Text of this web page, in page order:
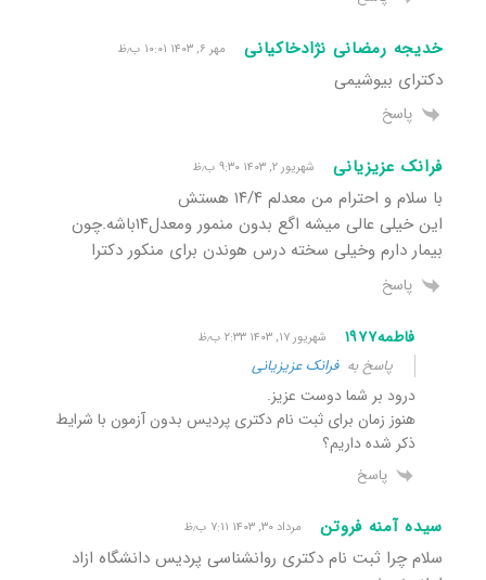
خدیجه رمضانی نژادخاکیانی مهر ۶, ۱۴۰۳ ۱۰:۰۱ ب٫ظ
دکترای بیوشیمی
پاسخ
فرانک عزیزیانی شهریور ۲, ۱۴۰۳ ۹:۳۰ ب٫ظ
با سلام و احترام من معدلم ۱۴/۴ هستش
این خیلی عالی میشه اگع بدون منمور ومعدل۱۴باشه.چون
بیمار دارم وخیلی سخته درس هوندن برای منکور دکترا
پاسخ
فاطمه۱۹۷۷ شهریور ۱۷, ۱۴۰۳ ۲:۳۳ ب٫ظ
پاسخ بهفرانک عزیزیانی
درود بر شما دوست عزیز.
هنوز زمان برای ثبت نام دکتری پردیس بدون آزمون با شرایط
ذکر شده داریم؟
پاسخ
سیده آمنه فروتن مرداد ۳۰, ۱۴۰۳ ۷:۱۱ ب٫ظ
سلام چرا ثبت نام دکتری روانشناسی پردیس دانشگاه ازاد